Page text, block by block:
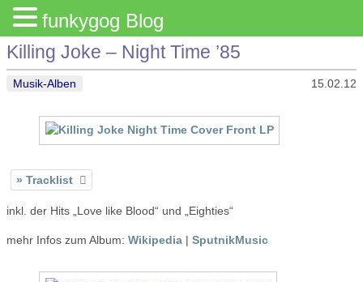
Killing Joke – Night Time ’85
Musik-Alben 15.02.12
Tracklist
inkl. der Hits „Love like Blood“ und „Eighties“
mehr Infos zum Album: Wikipedia | SputnikMusic
funkygog Blog